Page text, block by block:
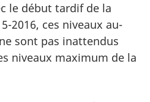
le début tardif de la
2016, ces niveaux au-
sont pas inattendus
niveaux maximum de la